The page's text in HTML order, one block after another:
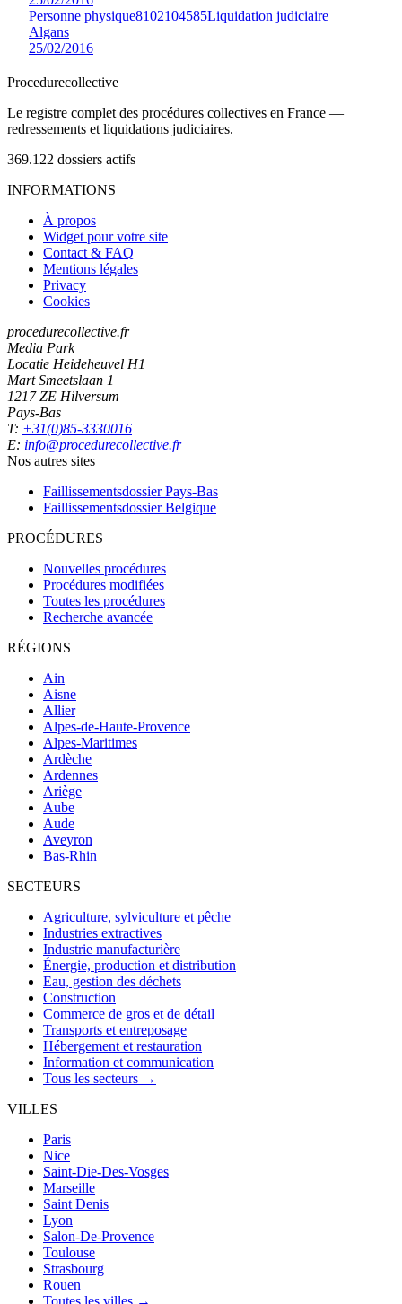
Personne physique8102104585Liquidation judiciaire
Algans
25/02/2016
Procedurecollective
Le registre complet des procédures collectives en France —
redressements et liquidations judiciaires.
369.122 dossiers actifs
INFORMATIONS
À propos
Widget pour votre site
Contact & FAQ
Mentions légales
Privacy
Cookies
procedurecollective.fr
Media Park
Locatie Heideheuvel H1
Mart Smeetslaan 1
1217 ZE Hilversum
Pays-Bas
T: +31(0)85-3330016
E: info@procedurecollective.fr
Nos autres sites
Faillissementsdossier Pays-Bas
Faillissementsdossier Belgique
PROCÉDURES
Nouvelles procédures
Procédures modifiées
Toutes les procédures
Recherche avancée
RÉGIONS
Ain
Aisne
Allier
Alpes-de-Haute-Provence
Alpes-Maritimes
Ardèche
Ardennes
Ariège
Aube
Aude
Aveyron
Bas-Rhin
SECTEURS
Agriculture, sylviculture et pêche
Industries extractives
Industrie manufacturière
Énergie, production et distribution
Eau, gestion des déchets
Construction
Commerce de gros et de détail
Transports et entreposage
Hébergement et restauration
Information et communication
Tous les secteurs →
VILLES
Paris
Nice
Saint-Die-Des-Vosges
Marseille
Saint Denis
Lyon
Salon-De-Provence
Toulouse
Strasbourg
Rouen
Toutes les villes →